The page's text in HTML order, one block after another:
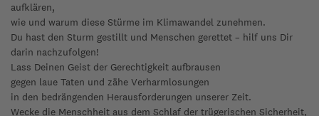
aufklären,
wie und warum diese Stürme im Klimawandel zunehmen.
Du hast den Sturm gestillt und Menschen gerettet – hilf uns Dir
darin nachzufolgen!
Lass Deinen Geist der Gerechtigkeit aufbrausen
gegen laue Taten und zähe Verharmlosungen
in den bedrängenden Herausforderungen unserer Zeit.
Wecke die Menschheit aus dem Schlaf der trügerischen Sicherheit,